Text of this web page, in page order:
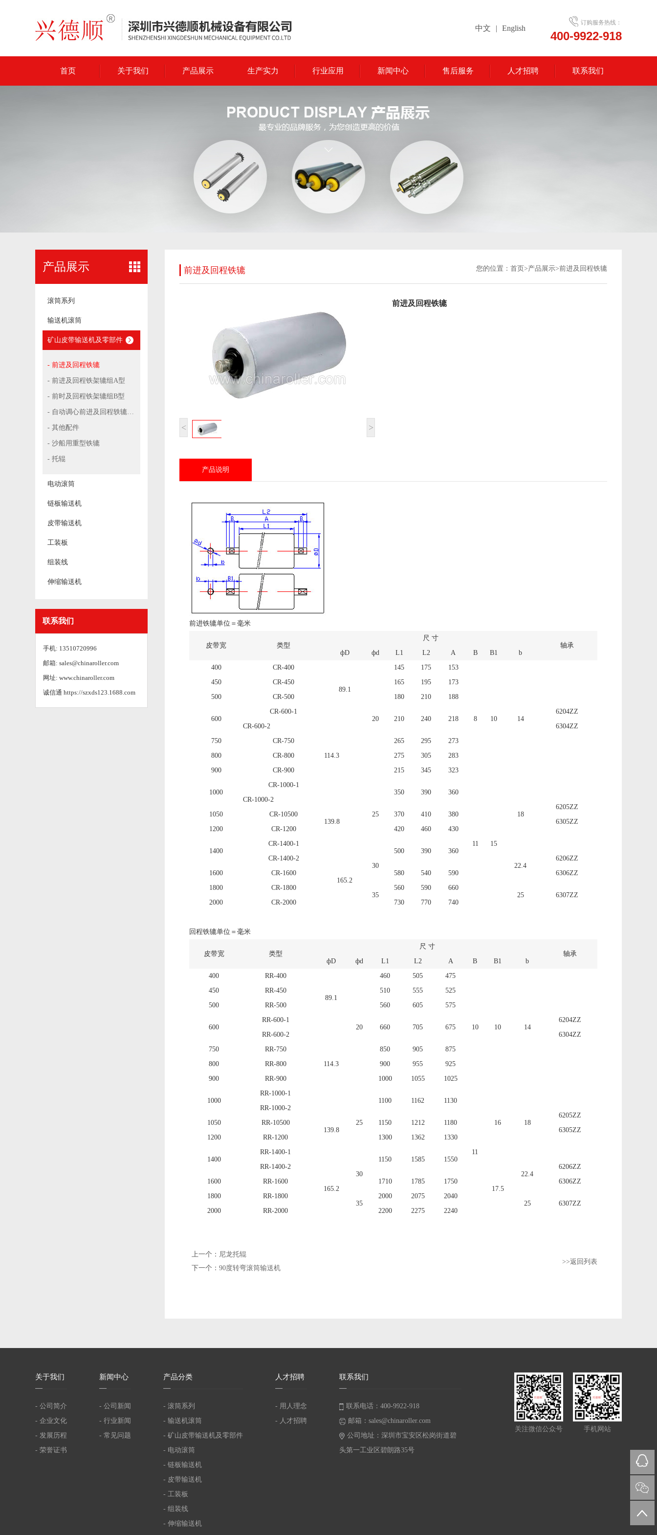
中文 | English
订购服务热线：
400-9922-918
首页 关于我们 产品展示 生产实力 行业应用 新闻中心 售后服务 人才招聘 联系我们
产品展示
滚筒系列
输送机滚筒
矿山皮带输送机及零部件
- 前进及回程铁辘
- 前进及回程铁架辘组A型
- 前时及回程铁架辘组B型
- 自动调心前进及回程轶辘组C型
- 其他配件
- 沙船用重型铁辘
- 托辊
电动滚筒
链板输送机
皮带输送机
工装板
组装线
伸缩输送机
联系我们
手机: 13510720996
邮箱: sales@chinaroller.com
网址: www.chinaroller.com
诚信通 https://szxds123.1688.com
前进及回程铁辘 您的位置： 首页>产品展示>前进及回程铁辘
< >
前进及回程铁辘
产品说明
前进铁辘单位＝毫米
皮带宽 类型
尺 寸
轴承
фD
фd L1 L2 A B B1
b
400
CR-400
89.1
20
145 175 153
8 10 14
6204ZZ
6304ZZ
450 CR-450 165 195
173
500
CR-500 180 210 188
600
CR-600-1
210
240
218
CR-600-2
114.3
750 CR-750 265 295
273
800
CR-800 275 305
283
900
CR-900 215 345 323
1000
CR-1000-1
25
350 390 360
11 15
18
6205ZZ
6305ZZ
CR-1000-2
139.8
1050 CR-10500 370 410
380
1200
CR-1200 420 460 430
1400
CR-1400-1
500
390
360
CR-1400-2
165.2
30 22.4
6206ZZ
6306ZZ
1600 CR-1600 580 540
590
1800
CR-1800
35
560 590
660
25
6307ZZ
2000
CR-2000 730 770 740
回程铁辘单位＝毫米
皮带宽 类型
尺 寸
轴承
фD
фd L1 L2 A B B1
b
400
RR-400
89.1
20
460 505 475
10 10 14
6204ZZ
6304ZZ
450 RR-450 510 555
525
500
RR-500 560 605 575
600
RR-600-1
660
705
675
RR-600-2
114.3
750 RR-750 850 905
875
800
RR-800 900 955
925
900
RR-900 1000 1055 1025
1000
RR-1000-1
25
1100 1162 1130
11
16 18
6205ZZ
6305ZZ
RR-1000-2
139.8
1050 RR-10500 1150 1212
1180
1200
RR-1200 1300 1362 1330
1400
RR-1400-1
1150
1585
1550
RR-1400-2
165.2
30
17.5
22.4
6206ZZ
6306ZZ
1600 RR-1600 1710 1785
1750
1800
RR-1800
35
2000 2075
2040
25
6307ZZ
2000
RR-2000 2200 2275 2240
上一个： 尼龙托辊
下一个： 90度转弯滚筒输送机
>>返回列表
关于我们
- 公司简介
- 企业文化
- 发展历程
- 荣誉证书
新闻中心
- 公司新闻
- 行业新闻
- 常见问题
产品分类
- 滚筒系列
- 输送机滚筒
- 矿山皮带输送机及零部件
- 电动滚筒
- 链板输送机
- 皮带输送机
- 工装板
- 组装线
- 伸缩输送机
人 才招聘
- 用人理念
- 人才招聘
联系我们
联系电话：400-9922-918
邮箱：sales@chinaroller.com
公司地址：深圳市宝安区松岗街道碧
头第一工业区碧朗路35号
关注微信公众号 手机网站